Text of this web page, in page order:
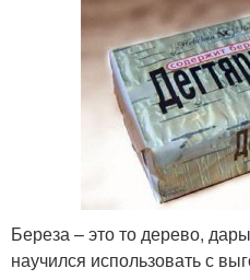
Береза – это то дерево,
научился использовать с